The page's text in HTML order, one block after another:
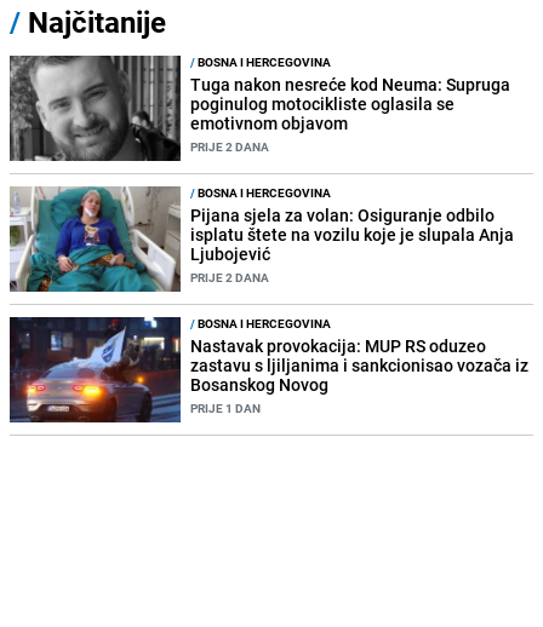
/ Najčitanije
/BOSNA I HERCEGOVINA
Tuga nakon nesreće kod Neuma: Supruga
poginulog motocikliste oglasila se
emotivnom objavom
PRIJE 2 DANA
/BOSNA I HERCEGOVINA
Pijana sjela za volan: Osiguranje odbilo
isplatu štete na vozilu koje je slupala Anja
Ljubojević
PRIJE 2 DANA
/BOSNA I HERCEGOVINA
Nastavak provokacija: MUP RS oduzeo
zastavu s ljiljanima i sankcionisao vozača iz
Bosanskog Novog
PRIJE 1 DAN